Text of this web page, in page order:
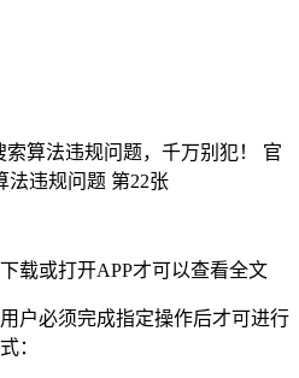
或打开APP才可以查看全文
必须完成指定操作后才可进行
：